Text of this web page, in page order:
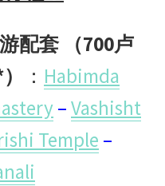
配套 （700卢
： Habimda
–Vashisht
Temple –